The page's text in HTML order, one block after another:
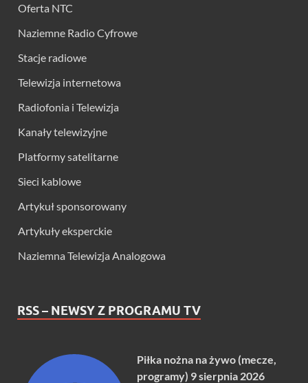
Oferta NTC
Naziemne Radio Cyfrowe
Stacje radiowe
Telewizja internetowa
Radiofonia i Telewizja
Kanały telewizyjne
Platformy satelitarne
Sieci kablowe
Artykuł sponsorowany
Artykuły eksperckie
Naziemna Telewizja Analogowa
RSS – NEWSY Z PROGRAMU TV
Piłka nożna na żywo (mecze,
programy) 9 sierpnia 2026